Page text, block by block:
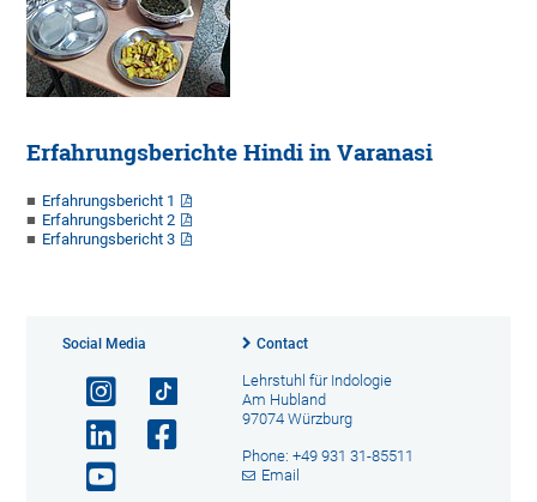
Erfahrungsberichte Hindi in Varanasi
Erfahrungsbericht 1
Erfahrungsbericht 2
Erfahrungsbericht 3
Social Media Contact
Lehrstuhl für Indologie
Am Hubland
97074 Würzburg
Phone: +49 931 31-85511
Email